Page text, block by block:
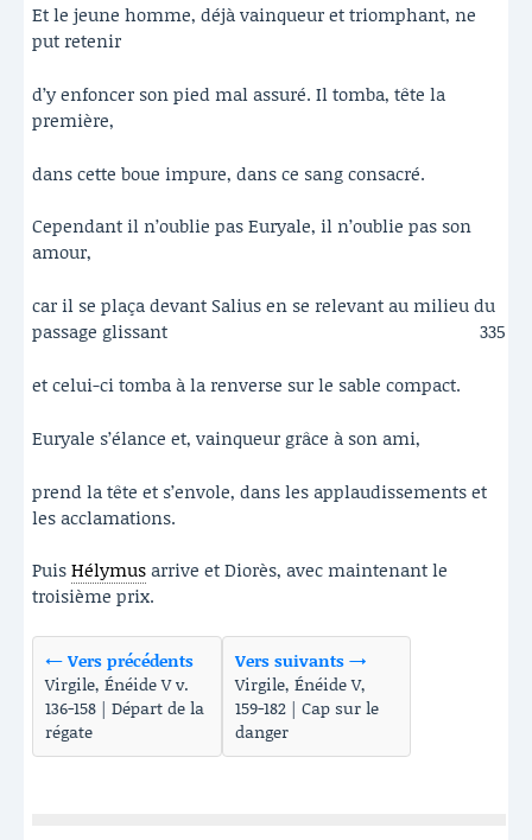
Et le jeune homme, déjà vainqueur et triomphant, ne
put retenir
d’y enfoncer son pied mal assuré. Il tomba, tête la
première,
dans cette boue impure, dans ce sang consacré.
Cependant il n’oublie pas Euryale, il n’oublie pas son
amour,
car il se plaça devant Salius en se relevant au milieu du
passage glissant
335
et celui-ci tomba à la renverse sur le sable compact.
Euryale s’élance et, vainqueur grâce à son ami,
prend la tête et s’envole, dans les applaudissements et
les acclamations.
PuisHélymusarrive et Diorès, avec maintenant le
troisième prix.
← Vers précédents
Virgile, Énéide V v.
136-158 | Départ de la
régate
Vers suivants →
Virgile, Énéide V,
159-182 | Cap sur le
danger